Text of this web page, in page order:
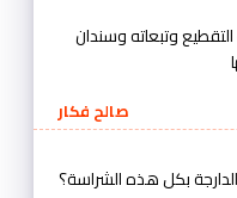
وتبعاته وسندان
صالح فكار
الدارجة بكل هذه الشراسة؟